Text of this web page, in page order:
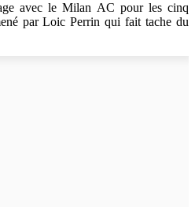
avec le Milan AC pour les cinq
par Loic Perrin qui fait tache du